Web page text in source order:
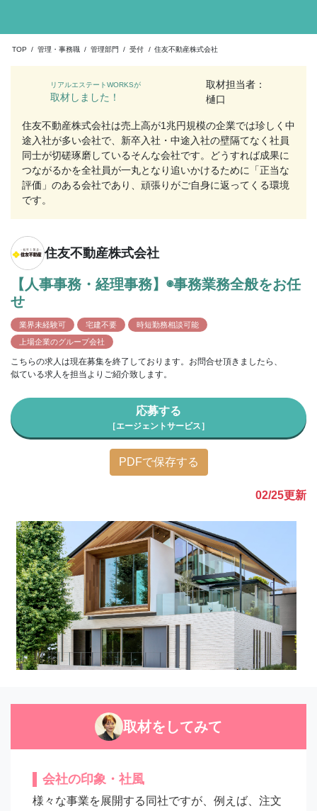
TOP / 管理・事務職 / 管理部門 / 受付 / 住友不動産株式会社
リアルエステートWORKSが
取材しました！
取材担当者：
樋口
住友不動産株式会社は売上高が1兆円規模の企業では珍しく中
途入社が多い会社で、新卒入社・中途入社の壁隔てなく社員
同士が切磋琢磨しているそんな会社です。どうすれば成果に
つながるかを全社員が一丸となり追いかけるために「正当な
評価」のある会社であり、頑張りがご自身に返ってくる環境
です。
住友不動産株式会社
【人事事務・経理事務】◉事務業務全般をお任
せ
業界未経験可 宅建不要
時短勤務相談可能
上場企業のグループ会社
こちらの求人は現在募集を終了しております。お問合せ頂きましたら、
似ている求人を担当よりご紹介致します。
応募する
［エージェントサービス］
PDFで保存する
02/25更新
取材をしてみて
会社の印象・社風
様々な事業を展開する同社ですが、例えば、注文